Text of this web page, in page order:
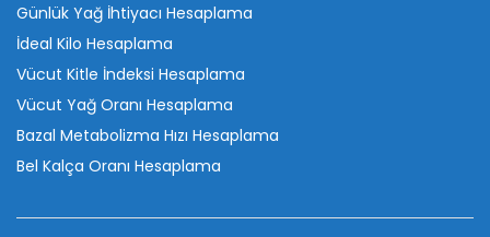
Günlük Yağ İhtiyacı Hesaplama
İdeal Kilo Hesaplama
Vücut Kitle İndeksi Hesaplama
Vücut Yağ Oranı Hesaplama
Bazal Metabolizma Hızı Hesaplama
Bel Kalça Oranı Hesaplama